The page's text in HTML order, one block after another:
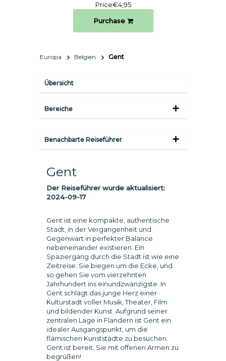
Price€4,95
Purchase
Europa Belgien Gent
Übersicht
Bereiche
Benachbarte Reiseführer
Gent
Der Reiseführer wurde aktualisiert:
2024-09-17
Gent ist eine kompakte, authentische
Stadt, in der Vergangenheit und
Gegenwart in perfekter Balance
nebeneinander existieren. Ein
Spaziergang durch die Stadt ist wie eine
Zeitreise: Sie biegen um die Ecke, und
so gehen Sie vom vierzehnten
Jahrhundert ins einundzwanzigste. In
Gent schlägt das junge Herz einer
Kulturstadt voller Musik, Theater, Film
und bildender Kunst. Aufgrund seiner
zentralen Lage in Flandern ist Gent ein
idealer Ausgangspunkt, um die
flämischen Kunststädte zu besuchen.
Gent ist bereit, Sie mit offenen Armen zu
begrüßen!